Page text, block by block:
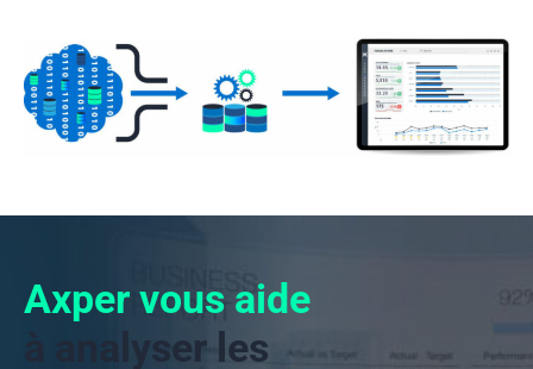
Axper vous aide
à analyser les